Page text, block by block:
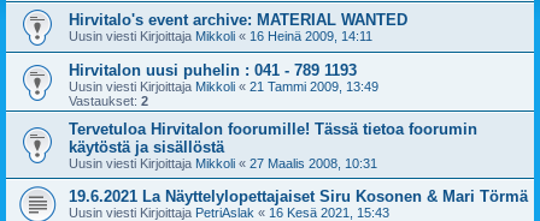
Hirvitalo's event archive: MATERIAL WANTED
Uusin viesti Kirjoittaja Mikkoli « 16 Heinä 2009, 14:11
Hirvitalon uusi puhelin : 041 - 789 1193
Uusin viesti Kirjoittaja Mikkoli « 21 Tammi 2009, 13:49
Vastaukset: 2
Tervetuloa Hirvitalon foorumille! Tässä tietoa foorumin
käytöstä ja sisällöstä
Uusin viesti Kirjoittaja Mikkoli « 27 Maalis 2008, 10:31
19.6.2021 La Näyttelylopettajaiset Siru Kosonen & Mari Törmä
Uusin viesti Kirjoittaja PetriAslak « 16 Kesä 2021, 15:43